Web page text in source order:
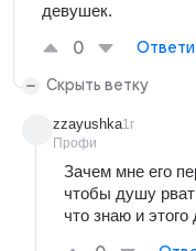
девушек.
0
Скрыть ветку
zzayushka
Профи
1г
Зачем мне его
чтобы душу
что знаю и этого